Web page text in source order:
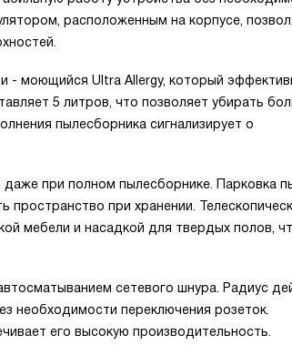
расположенным на корпусе,
- моющийся Ultra Allergy, который
5 литров, что позволяет убирать
пылесборника сигнализирует о
при полном пылесборнике. Парковка
при хранении.
мебели и насадкой для твердых полов,
сетевого шнура. Радиус
необходимости переключения розеток.
его высокую производительность.